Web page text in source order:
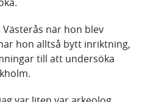
när hon blev
hon alltså bytt inriktning,
till att undersöka